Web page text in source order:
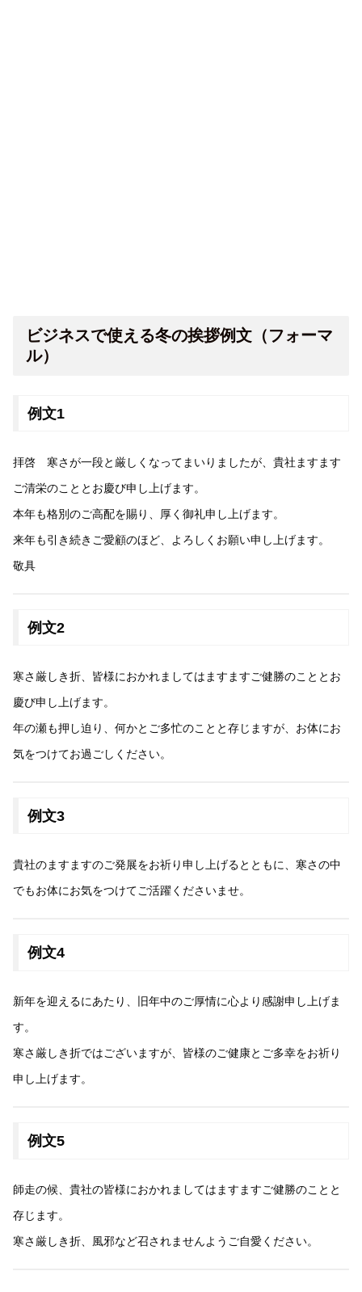
ビジネスで使える冬の挨拶例文（フォーマ
ル）
例文1
拝啓 寒さが一段と厳しくなってまいりましたが、貴社ますます
ご清栄のこととお慶び申し上げます。
本年も格別のご高配を賜り、厚く御礼申し上げます。
来年も引き続きご愛顧のほど、よろしくお願い申し上げます。
敬具
例文2
寒さ厳しき折、皆様におかれましてはますますご健勝のこととお
慶び申し上げます。
年の瀬も押し迫り、何かとご多忙のことと存じますが、お体にお
気をつけてお過ごしください。
例文3
貴社のますますのご発展をお祈り申し上げるとともに、寒さの中
でもお体にお気をつけてご活躍くださいませ。
例文4
新年を迎えるにあたり、旧年中のご厚情に心より感謝申し上げま
す。
寒さ厳しき折ではございますが、皆様のご健康とご多幸をお祈り
申し上げます。
例文5
師走の候、貴社の皆様におかれましてはますますご健勝のことと
存じます。
寒さ厳しき折、風邪など召されませんようご自愛ください。